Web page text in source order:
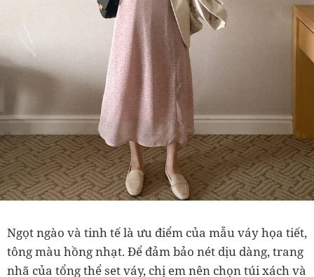
Ngọt ngào và tinh tế là ưu điểm của mẫu váy họa tiết,
tông màu hồng nhạt. Để đảm bảo nét dịu dàng, trang
nhã của tổng thể set váy, chị em nên chọn túi xách và